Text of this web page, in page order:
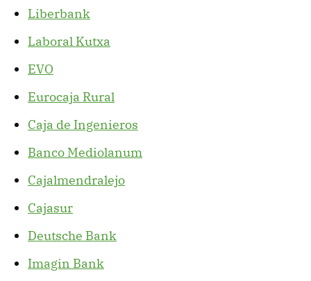
Liberbank
Laboral Kutxa
EVO
Eurocaja Rural
Caja de Ingenieros
Banco Mediolanum
Cajalmendralejo
Cajasur
Deutsche Bank
Imagin Bank